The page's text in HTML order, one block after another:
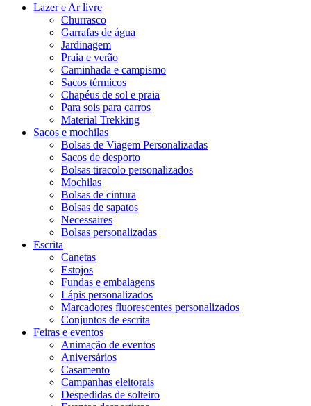
Lazer e Ar livre
Churrasco
Garrafas de água
Jardinagem
Praia e verão
Caminhada e campismo
Sacos térmicos
Chapéus de sol e praia
Para sois para carros
Material Trekking
Sacos e mochilas
Bolsas de Viagem Personalizadas
Sacos de desporto
Bolsas tiracolo personalizados
Mochilas
Bolsas de cintura
Bolsas de sapatos
Necessaires
Bolsas personalizadas
Escrita
Canetas
Estojos
Fundas e embalagens
Lápis personalizados
Marcadores fluorescentes personalizados
Conjuntos de escrita
Feiras e eventos
Animação de eventos
Aniversários
Casamento
Campanhas eleitorais
Despedidas de solteiro